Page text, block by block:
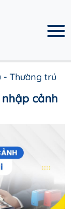
- Thường trú
cảnh